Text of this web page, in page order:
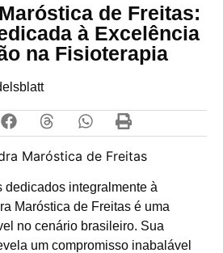
de Freitas:
à Excelência
na Fisioterapia
dedicados integralmente à
Maróstica de Freitas é uma
no cenário brasileiro. Sua
um compromisso inabalável